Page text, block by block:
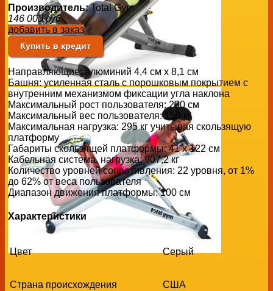
Производитель:Total Gym
146 000 руб.
добавить в заказ
Купить в кредит
Направляющие: алюминий 4,4 см х 8,1 см
Башня: усиленная сталь с порошковым покрытием с
внутренним механизмом фиксации угла наклона
Максимальный рост пользователя: 200 см
Максимальный вес пользователя: 159 кг
Максимальная нагрузка: 295 кг учитывая скользящую
платформу
Габариты скользящей платформы: 41 х 122 см
Кабельная система, нагрузка: 907,2 кг
Количество уровней сопротивления: 22 уровня, от 1%
до 62% от веса пользователя
Диапазон движения платформы: 100 см
Характеристики
Цвет Серый
Страна происхождения США